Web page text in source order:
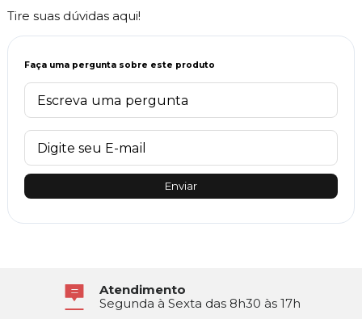
Tire suas dúvidas aqui!
Faça uma pergunta sobre este produto
Enviar
Atendimento
Segunda à Sexta das 8h30 às 17h